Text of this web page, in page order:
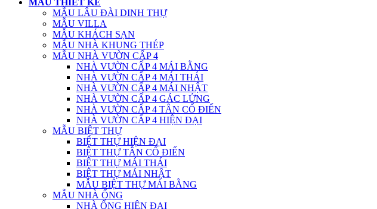
MẪU THIẾT KẾ
MẪU LÂU ĐÀI DINH THỰ
MẪU VILLA
MẪU KHÁCH SẠN
MẪU NHÀ KHUNG THÉP
MẪU NHÀ VƯỜN CẤP 4
NHÀ VƯỜN CẤP 4 MÁI BẰNG
NHÀ VƯỜN CẤP 4 MÁI THÁI
NHÀ VƯỜN CẤP 4 MÁI NHẬT
NHÀ VƯỜN CẤP 4 GÁC LỬNG
NHÀ VƯỜN CẤP 4 TÂN CỔ ĐIỂN
NHÀ VƯỜN CẤP 4 HIỆN ĐẠI
MẪU BIỆT THỰ
BIỆT THỰ HIỆN ĐẠI
BIỆT THỰ TÂN CỔ ĐIỂN
BIỆT THỰ MÁI THÁI
BIỆT THỰ MÁI NHẬT
MẪU BIỆT THỰ MÁI BẰNG
MẪU NHÀ ỐNG
NHÀ ỐNG HIỆN ĐẠI